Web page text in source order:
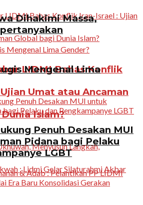
LIDMI Bahas Konflik
Umat atau Ancaman
Islam?
Dihakimi Massa,
Mengenal Lima
Penuh Desakan MUI
Pidana bagi Pelaku
LGBT